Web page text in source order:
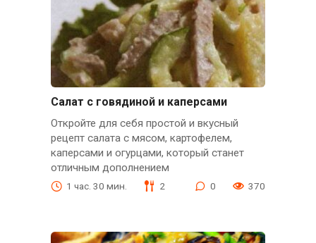
Салат с говядиной и каперсами
Откройте для себя простой и вкусный
рецепт салата с мясом, картофелем,
каперсами и огурцами, который станет
отличным дополнением
1 час. 30 мин. 2 0 370